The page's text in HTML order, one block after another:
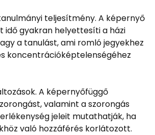
teljesítmény. A képernyő
gyakran helyettesíti a házi
a tanulást, ami romló jegyekhez
koncentrációképtelenségéhez
A képernyőfüggő
valamint a szorongás
jeleit mutathatják, ha
való hozzáférés korlátozott.